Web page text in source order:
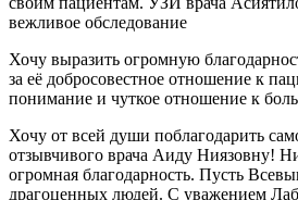
вежливое обследование
Хочу выразить огромную
за её добросовестное отношение к
понимание и чуткое отношение к
Хочу от всей души поблагодарить
отзывчивого врача Аиду Ниязовну!
огромная благодарность. Пусть
драгоценных людей. С уважением